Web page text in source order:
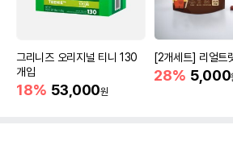
그리니즈 오리지널 티니 130
개입
18% 53,000원
[2개세트] 리얼트
28% 5,000